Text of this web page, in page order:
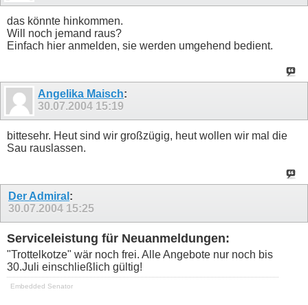
das könnte hinkommen.
Will noch jemand raus?
Einfach hier anmelden, sie werden umgehend bedient.
Angelika Maisch:
30.07.2004 15:19
bittesehr. Heut sind wir großzügig, heut wollen wir mal die
Sau rauslassen.
Der Admiral :
30.07.2004 15:25
Serviceleistung für Neuanmeldungen:
"Trottelkotze" wär noch frei. Alle Angebote nur noch bis
30.Juli einschließlich gültig!
Embedded Senator